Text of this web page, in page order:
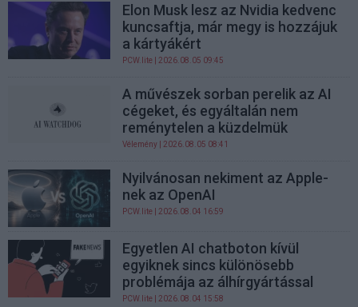
Elon Musk lesz az Nvidia kedvenc
kuncsaftja, már megy is hozzájuk
a kártyákért
PCW.lite | 2026.08.05 09:45
A művészek sorban perelik az AI
cégeket, és egyáltalán nem
reménytelen a küzdelmük
Vélemény | 2026.08.05 08:41
Nyilvánosan nekiment az Apple-
nek az OpenAI
PCW.lite | 2026.08.04 16:59
Egyetlen AI chatboton kívül
egyiknek sincs különösebb
problémája az álhírgyártással
PCW.lite | 2026.08.04 15:58